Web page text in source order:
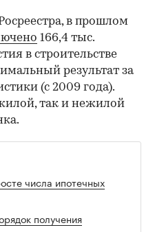
в прошлом
166,4 тыс.
в строительстве
результат за
(с 2009 года).
так и нежилой
числа ипотечных
получения